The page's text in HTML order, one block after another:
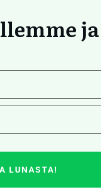
LUNASTA!